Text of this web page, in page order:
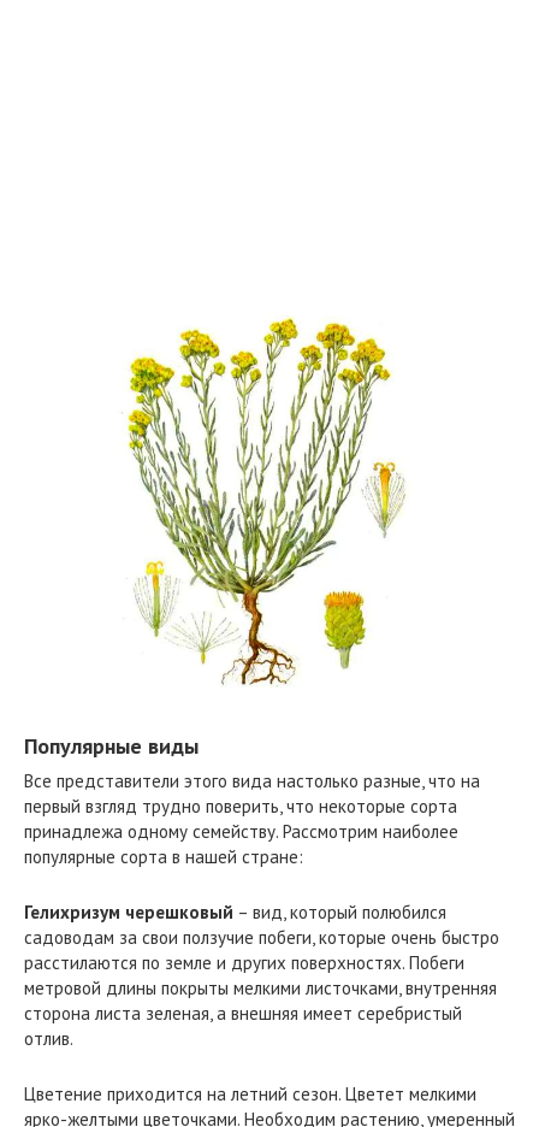
Популярные виды
Все представители этого вида настолько разные, что на
первый взгляд трудно поверить, что некоторые сорта
принадлежа одному семейству. Рассмотрим наиболее
популярные сорта в нашей стране:
Гелихризум черешковый – вид, который полюбился
садоводам за свои ползучие побеги, которые очень быстро
расстилаются по земле и других поверхностях. Побеги
метровой длины покрыты мелкими листочками, внутренняя
сторона листа зеленая, а внешняя имеет серебристый
отлив.
Цветение приходится на летний сезон. Цветет мелкими
ярко-желтыми цветочками. Необходим растению, умеренный